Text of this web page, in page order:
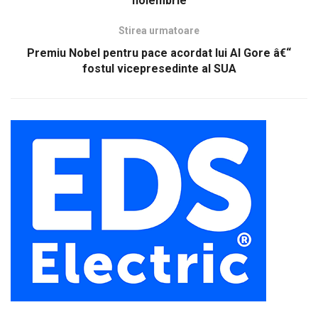
Stirea urmatoare
Premiu Nobel pentru pace acordat lui Al Gore â€“
fostul vicepresedinte al SUA